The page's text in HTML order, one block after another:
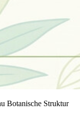
Botanische Struktur